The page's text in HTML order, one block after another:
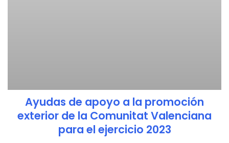
Ayudas de apoyo a la promoción
exterior de la Comunitat Valenciana
para el ejercicio 2023